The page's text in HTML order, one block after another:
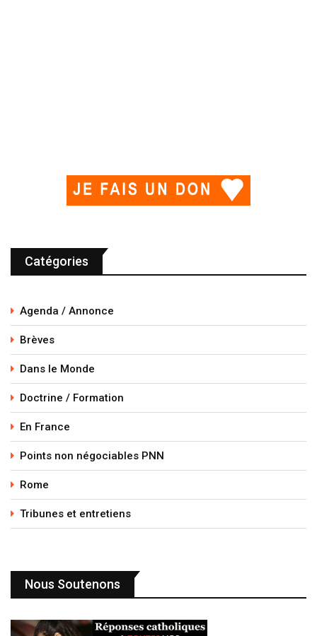
Catégories
Agenda / Annonce
Brèves
Dans le Monde
Doctrine / Formation
En France
Points non négociables PNN
Rome
Tribunes et entretiens
Nous Soutenons